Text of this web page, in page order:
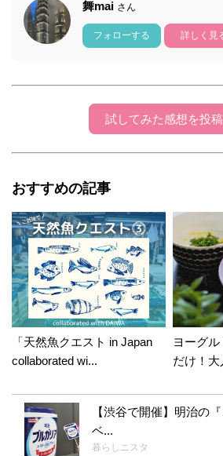
舞mai さん
フォローする 詳しく見
試してみた感想を投
おすすめの記事
「天然魚クエスト in Japan
collaborated wi...
ヨーグ
だけ！大
【渋谷で開催】明治の
ベ...
暮らしニスタ